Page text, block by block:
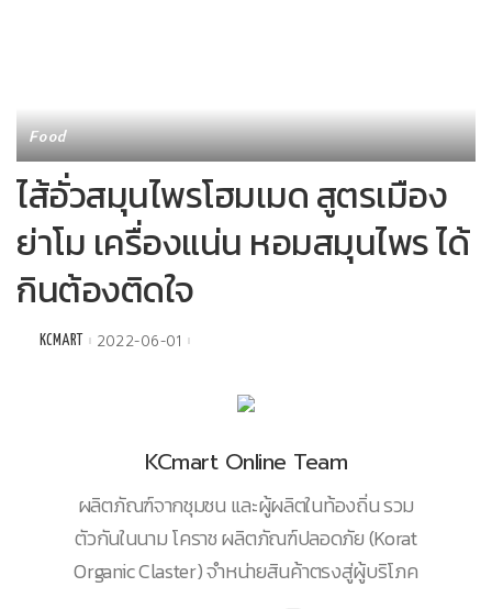
Food
ไส้อั่วสมุนไพรโฮมเมด สูตรเมือง
ย่าโม เครื่องแน่น หอมสมุนไพร ได้
กินต้องติดใจ
PostedKCMART 2022-06-01
KCmart Online Team
ผลิตภัณฑ์จากชุมชน และผู้ผลิตในท้องถิ่น รวม
ตัวกันในนาม โคราช ผลิตภัณฑ์ปลอดภัย (Korat
Organic Claster) จำหน่ายสินค้าตรงสู่ผู้บริโภค